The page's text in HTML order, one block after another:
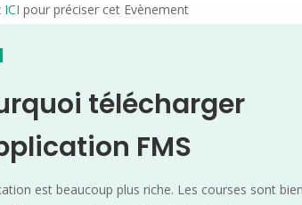
ICI pour préciser cet Evènement
télécharger
FMS
est beaucoup plus riche. Les courses sont bien